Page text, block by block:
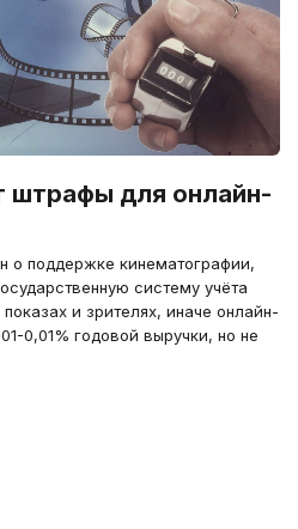
штрафы для онлайн-
о поддержке кинематографии,
систему учёта
и зрителях, иначе онлайн-
0,01% годовой выручки, но не